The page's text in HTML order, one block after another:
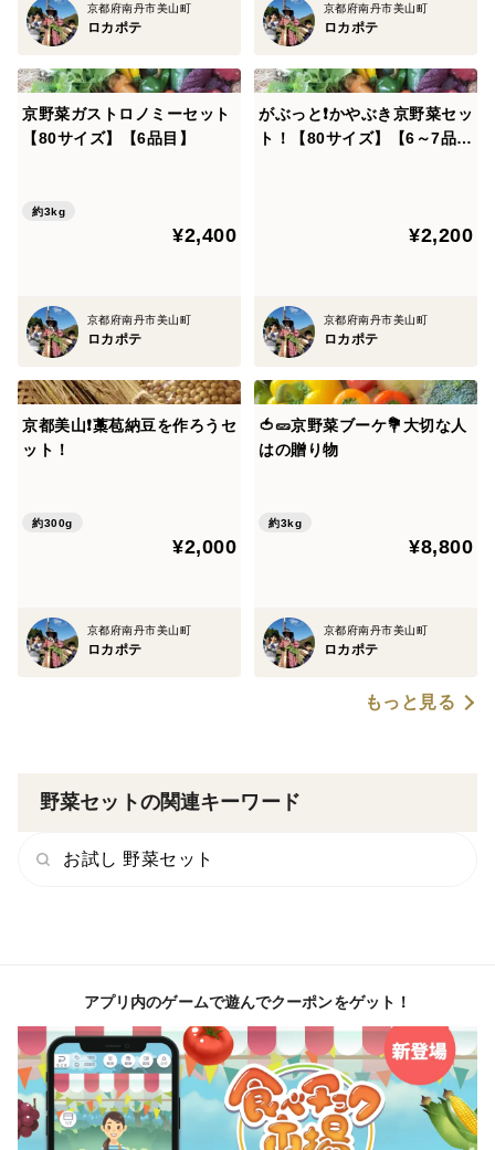
京都府南丹市美山町
ロカポテ
京都府南丹市美山町
ロカポテ
京野菜ガストロノミーセット
【80サイズ】【6品目】
約3kg
¥2,400
京都府南丹市美山町
ロカポテ
がぶっと❗かやぶき京野菜セッ
ト！【80サイズ】【6～7品
¥2,200
京都府南丹市美山町
ロカポテ
京都美山❗藁苞納豆を作ろうセ
ット！
約300g
¥2,000
京都府南丹市美山町
ロカポテ
🍅🥒京野菜ブーケ💐大切な人
はの贈り物
約3kg
¥8,800
京都府南丹市美山町
ロカポテ
もっと見る
野菜セットの関連キーワード
お試し 野菜セット
アプリ内のゲームで遊んでクーポンをゲット！